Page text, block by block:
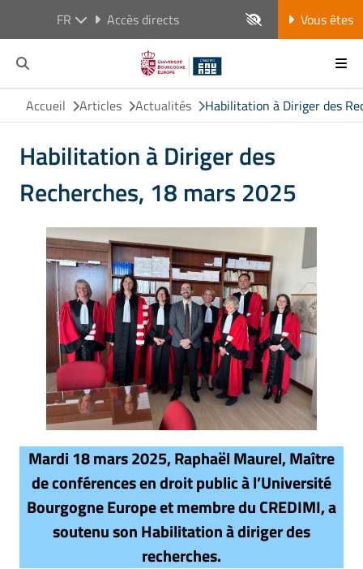
FR Accès directs Vous êtes
Accueil Articles Actualités Habilitation à Diriger des
Habilitation à Diriger des
Recherches, 18 mars 2025
Mardi 18 mars 2025, Raphaël Maurel, Maître
de conférences en droit public à l’Université
Bourgogne Europe et membre du CREDIMI, a
soutenu son Habilitation à diriger des
recherches.